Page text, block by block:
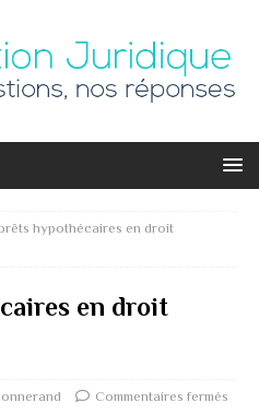
hypothécaires en droit
en droit
Commentaires fermés